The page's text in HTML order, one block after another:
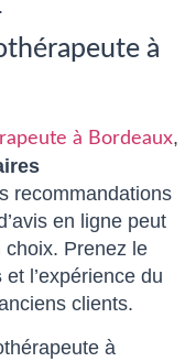
à
à Bordeaux,
recommandations
en ligne peut
Prenez le
et l’expérience du
clients.
à